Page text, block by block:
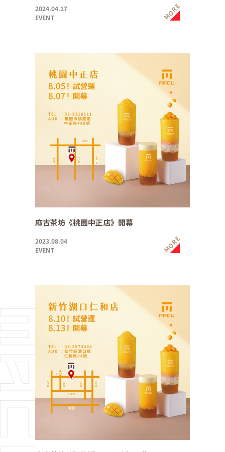
2024.04.17
EVENT
MORE
麻古茶坊《桃園中正店》開幕
2023.08.04
EVENT
MORE